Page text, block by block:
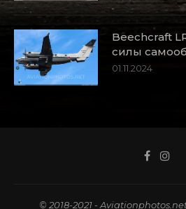
Beechcraft
силы
01.11.2024
© 2018-2021 -